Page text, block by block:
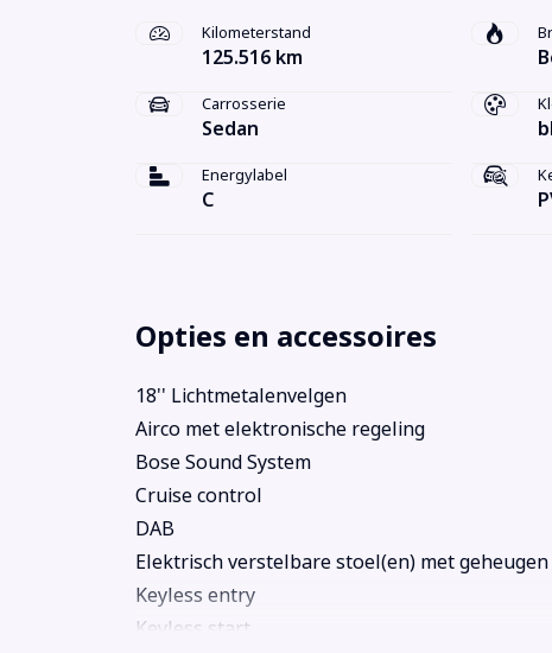
Kilometerstand
125.516 km
Carrosserie
Sedan
Energylabel
C
Opties en accessoires
18'' Lichtmetalenvelgen
Airco met elektronische regeling
Bose Sound System
Cruise control
DAB
Elektrisch verstelbare stoel(en) met geheugen
Keyless entry
Keyless start